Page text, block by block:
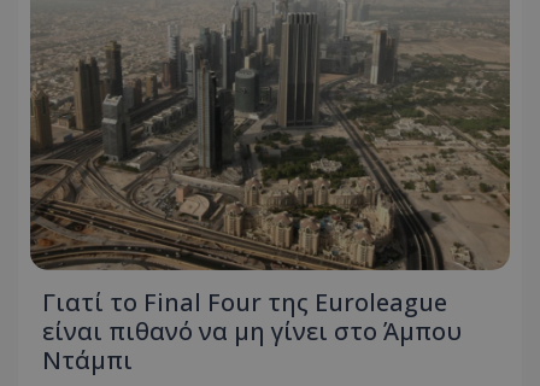
Γιατί το Final Four της Euroleague
είναι πιθανό να μη γίνει στο Άμπου
Ντάμπι